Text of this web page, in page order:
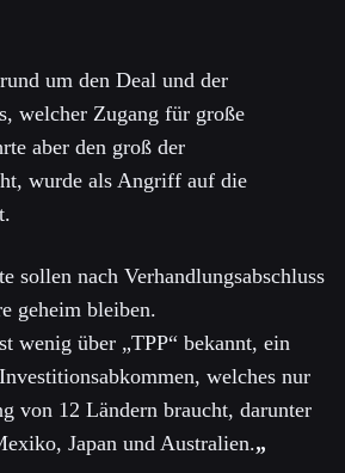
um den Deal und der
welcher Zugang für große
aber den groß der
wurde als Angriff auf die
sollen nach Verhandlungsabschluss
geheim bleiben.
wenig über „TPP“ bekannt, ein
welches nur
von 12 Ländern braucht, darunter
Japan und Australien.„